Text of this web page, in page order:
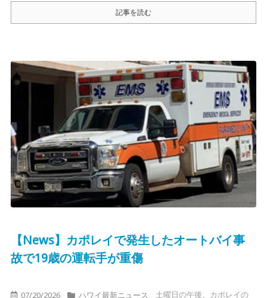
記事を読む
【News】カポレイで発生したオートバイ事
故で19歳の運転手が重傷
07/20/2026 ハワイ最新ニュース
土曜日の午後、カポレイの